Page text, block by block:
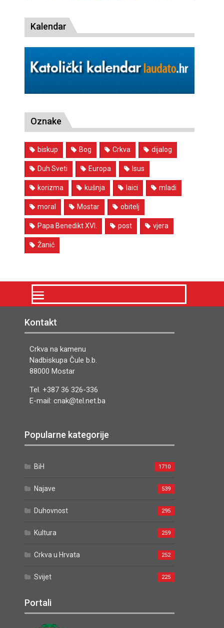
Kalendar
Oznake
biskup Bog Crkva dijalog
Duh Sveti Europa Isus
korizma kušnja laici mladi
moral Mostar obitelj
Papa Benedikt XVI. post vjera
Žanić
Kontakt
Crkva na kamenu
Nadbiskupa Čule b.b.
88000 Mostar
Tel. +387 36 326-336
E-mail: cnak@tel.net.ba
Popularne kategorije
BiH 1710
Najave 539
Duhovnost 295
Kultura 259
Crkva u Hrvata 252
Svijet 225
Portali